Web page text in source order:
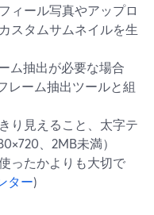
ィール写真やアップロ
スタムサムネイルを生
ム抽出が必要な場合
レーム抽出ツールと組
り見えること、太字テ
、2MB未満）
ったかよりも大切で
ター)